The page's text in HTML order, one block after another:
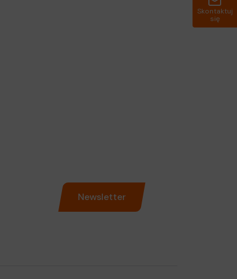
Newsletter
Skontaktuj
się